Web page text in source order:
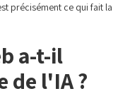
précisément ce qui fait la
a-t-il
de l'IA ?